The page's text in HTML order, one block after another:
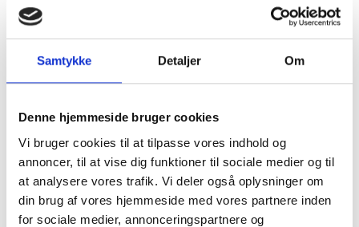
Samtykke Detaljer Om
Denne hjemmeside bruger cookies
Vi bruger cookies til at tilpasse vores indhold og
annoncer, til at vise dig funktioner til sociale medier og til
at analysere vores trafik. Vi deler også oplysninger om
din brug af vores hjemmeside med vores partnere inden
for sociale medier, annonceringspartnere og
Hurtig levering
Derfor skal du vælge Samsung
Galaxy S24 FE (SM-S721)
Specifikationer
6.7" Skærmstørrelse
Samsung Exynos 2400e